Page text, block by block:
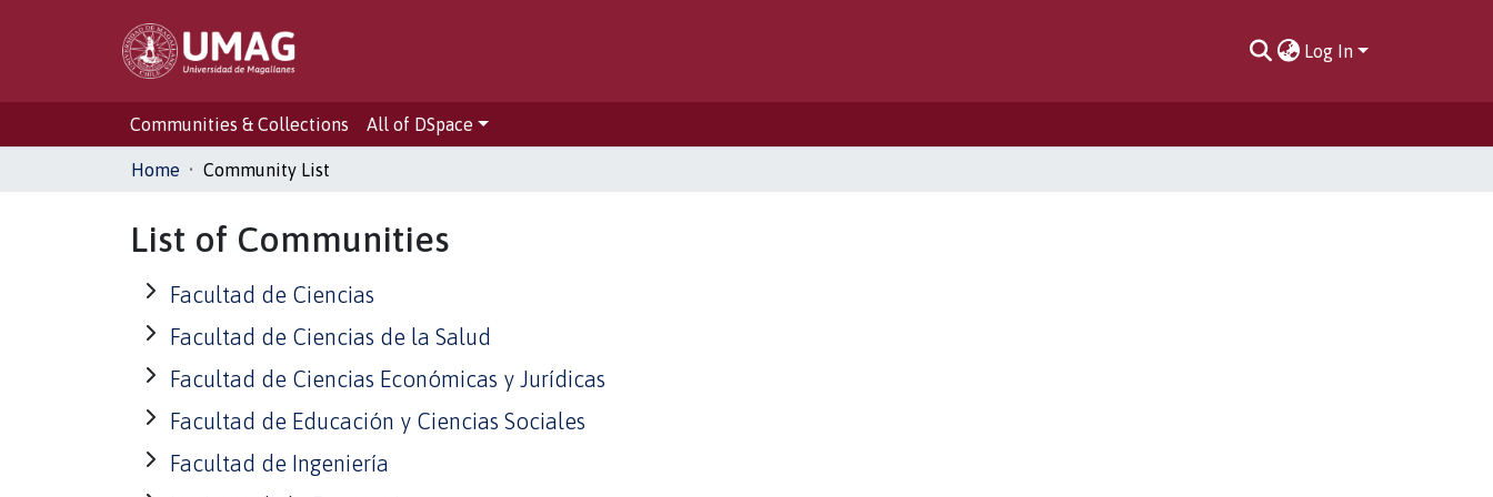
Log In
Communities & Collections All of DSpace
Home Community List
List of Communities
Facultad de Ciencias
Facultad de Ciencias de la Salud
Facultad de Ciencias Económicas y Jurídicas
Facultad de Educación y Ciencias Sociales
Facultad de Ingeniería